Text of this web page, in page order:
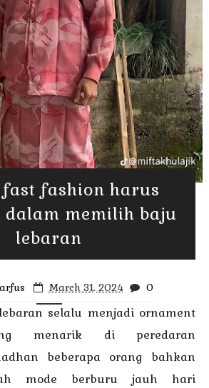
fashion harus
memilih baju
lebaran
March 31, 2024 0
selalu menjadi ornament
menarik di peredaran
beberapa orang bahkan
mode berburu jauh hari